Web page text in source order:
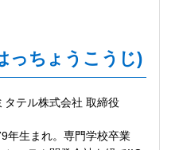
っちょうこうじ)
タテル株式会社 取締役
年生まれ。専門学校卒業